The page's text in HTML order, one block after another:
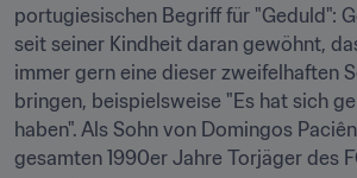
portugiesischen Begriff für "Geduld":
seit seiner Kindheit daran gewöhnt,
immer gern eine dieser zweifelhaften
bringen, beispielsweise "Es hat sich
haben". Als Sohn von Domingos